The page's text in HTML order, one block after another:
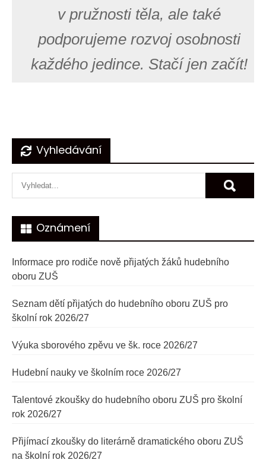
v pružnosti těla, ale také
podporujeme rozvoj osobnosti
každého jedince. Stačí jen začít!
Navigace
pro
příspěvek
Vyhledávání
Oznámení
Informace pro rodiče nově přijatých žáků hudebního
oboru ZUŠ
Seznam dětí přijatých do hudebního oboru ZUŠ pro
školní rok 2026/27
Výuka sborového zpěvu ve šk. roce 2026/27
Hudební nauky ve školním roce 2026/27
Talentové zkoušky do hudebního oboru ZUŠ pro školní
rok 2026/27
Přijímací zkoušky do literárně dramatického oboru ZUŠ
na školní rok 2026/27